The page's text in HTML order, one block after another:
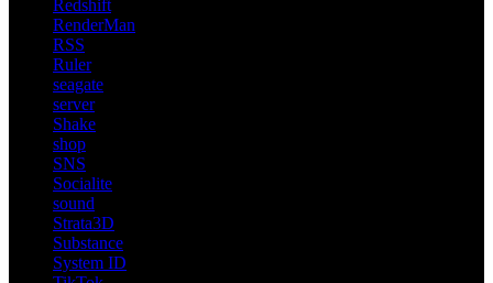
Redshift
RenderMan
RSS
Ruler
seagate
server
Shake
shop
SNS
Socialite
sound
Strata3D
Substance
System ID